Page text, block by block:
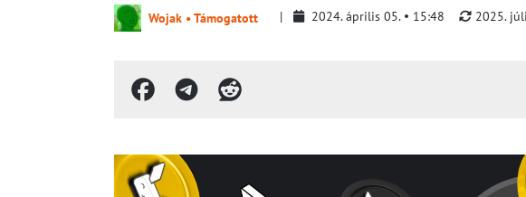
Wojak • Támogatott 2024. április 05. 15:48 2025.